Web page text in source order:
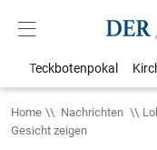
Teckbotenpokal
Home Nachrichten
Gesicht zeigen